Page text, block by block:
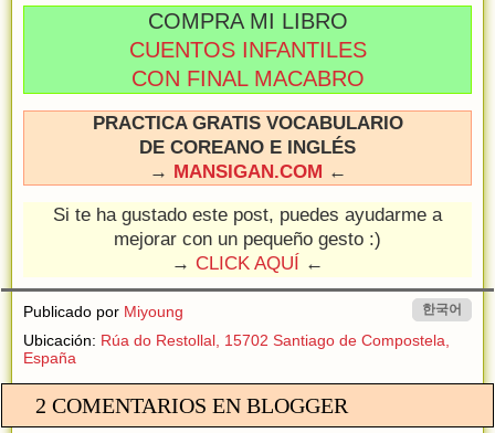
COMPRA MI LIBRO
CUENTOS INFANTILES
CON FINAL MACABRO
PRACTICA GRATIS VOCABULARIO
DE COREANO E INGLÉS
→ MANSIGAN.COM ←
Si te ha gustado este post, puedes ayudarme a
mejorar con un pequeño gesto :)
→ CLICK AQUÍ ←
Publicado por Miyoung 한국어
Ubicación: Rúa do Restollal, 15702 Santiago de Compostela,
España
2 COMENTARIOS EN BLOGGER